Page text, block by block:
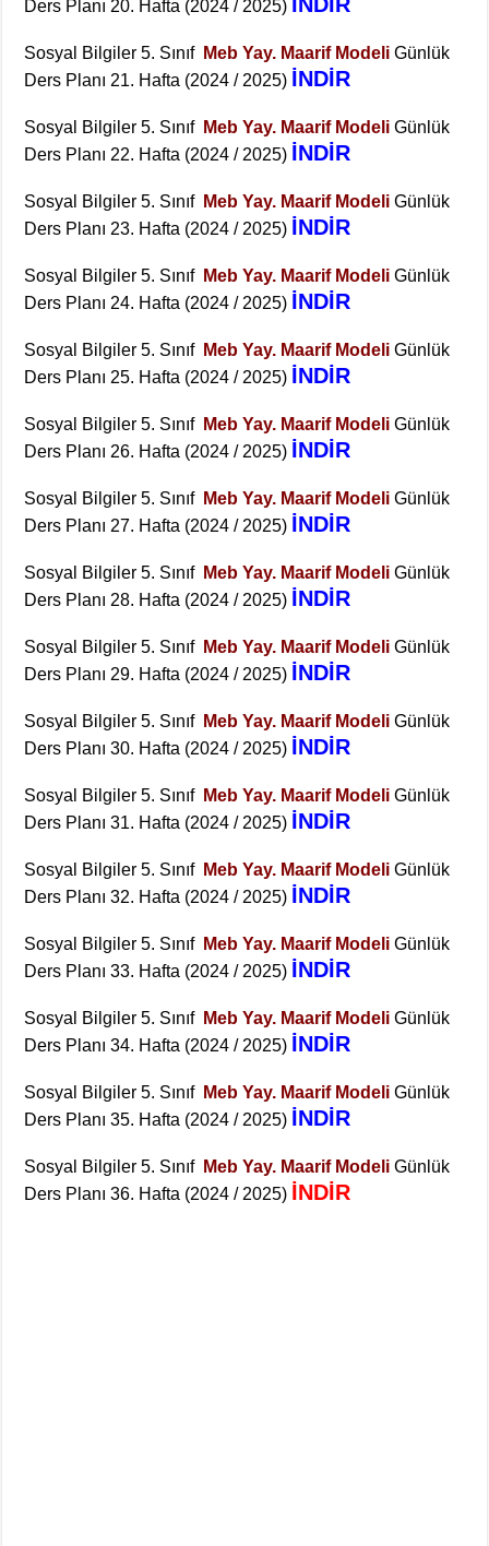
Ders Planı 20. Hafta (2024 / 2025) İNDİR
Sosyal Bilgiler 5. Sınıf Meb Yay. Maarif Modeli Günlük
Ders Planı 21. Hafta (2024 / 2025) İNDİR
Sosyal Bilgiler 5. Sınıf Meb Yay. Maarif Modeli Günlük
Ders Planı 22. Hafta (2024 / 2025) İNDİR
Sosyal Bilgiler 5. Sınıf Meb Yay. Maarif Modeli Günlük
Ders Planı 23. Hafta (2024 / 2025) İNDİR
Sosyal Bilgiler 5. Sınıf Meb Yay. Maarif Modeli Günlük
Ders Planı 24. Hafta (2024 / 2025) İNDİR
Sosyal Bilgiler 5. Sınıf Meb Yay. Maarif Modeli Günlük
Ders Planı 25. Hafta (2024 / 2025) İNDİR
Sosyal Bilgiler 5. Sınıf Meb Yay. Maarif Modeli Günlük
Ders Planı 26. Hafta (2024 / 2025) İNDİR
Sosyal Bilgiler 5. Sınıf Meb Yay. Maarif Modeli Günlük
Ders Planı 27. Hafta (2024 / 2025) İNDİR
Sosyal Bilgiler 5. Sınıf Meb Yay. Maarif Modeli Günlük
Ders Planı 28. Hafta (2024 / 2025) İNDİR
Sosyal Bilgiler 5. Sınıf Meb Yay. Maarif Modeli Günlük
Ders Planı 29. Hafta (2024 / 2025) İNDİR
Sosyal Bilgiler 5. Sınıf Meb Yay. Maarif Modeli Günlük
Ders Planı 30. Hafta (2024 / 2025) İNDİR
Sosyal Bilgiler 5. Sınıf Meb Yay. Maarif Modeli Günlük
Ders Planı 31. Hafta (2024 / 2025) İNDİR
Sosyal Bilgiler 5. Sınıf Meb Yay. Maarif Modeli Günlük
Ders Planı 32. Hafta (2024 / 2025) İNDİR
Sosyal Bilgiler 5. Sınıf Meb Yay. Maarif Modeli Günlük
Ders Planı 33. Hafta (2024 / 2025) İNDİR
Sosyal Bilgiler 5. Sınıf Meb Yay. Maarif Modeli Günlük
Ders Planı 34. Hafta (2024 / 2025) İNDİR
Sosyal Bilgiler 5. Sınıf Meb Yay. Maarif Modeli Günlük
Ders Planı 35. Hafta (2024 / 2025) İNDİR
Sosyal Bilgiler 5. Sınıf Meb Yay. Maarif Modeli Günlük
Ders Planı 36. Hafta (2024 / 2025) İNDİR